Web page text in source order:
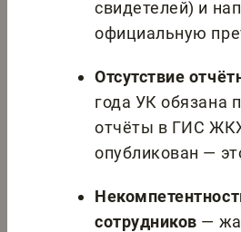
свидетелей) и
официальную
Отсутствие
года УК обязана
отчёты в ГИС
опубликован —
сотрудников —